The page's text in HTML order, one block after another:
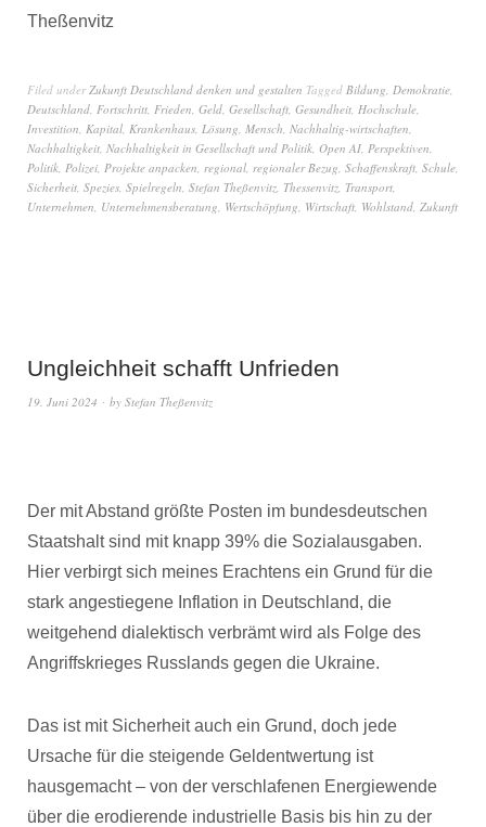
Theßenvitz
Filed underZukunft Deutschland denken und gestalten Tagged Bildung, Demokratie,
Deutschland, Fortschritt, Frieden, Geld, Gesellschaft, Gesundheit, Hochschule,
Investition, Kapital, Krankenhaus, Lösung, Mensch, Nachhaltig-wirtschaften,
Nachhaltigkeit, Nachhaltigkeit in Gesellschaft und Politik, Open AI, Perspektiven,
Politik, Polizei, Projekte anpacken, regional, regionaler Bezug, Schaffenskraft, Schule,
Sicherheit, Spezies, Spielregeln, Stefan Theßenvitz, Thessenvitz, Transport,
Unternehmen, Unternehmensberatung, Wertschöpfung, Wirtschaft, Wohlstand, Zukunft
Ungleichheit schafft Unfrieden
19. Juni 2024 by Stefan Theßenvitz
Der mit Abstand größte Posten im bundesdeutschen
Staatshalt sind mit knapp 39% die Sozialausgaben.
Hier verbirgt sich meines Erachtens ein Grund für die
stark angestiegene Inflation in Deutschland, die
weitgehend dialektisch verbrämt wird als Folge des
Angriffskrieges Russlands gegen die Ukraine.
Das ist mit Sicherheit auch ein Grund, doch jede
Ursache für die steigende Geldentwertung ist
hausgemacht – von der verschlafenen Energiewende
über die erodierende industrielle Basis bis hin zu der